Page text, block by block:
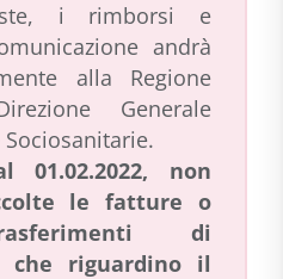
i rimborsi e
andrà
alla Regione
Generale
non
le fatture o
di
che riguardino il